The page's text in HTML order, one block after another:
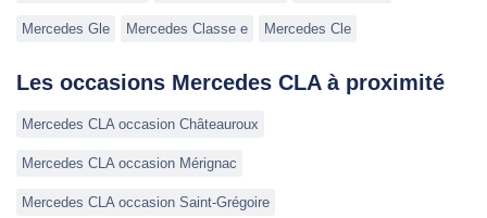
Mercedes Gle Mercedes Classe e Mercedes Cle
Les occasions Mercedes CLA à proximité
Mercedes CLA occasion Châteauroux
Mercedes CLA occasion Mérignac
Mercedes CLA occasion Saint-Grégoire